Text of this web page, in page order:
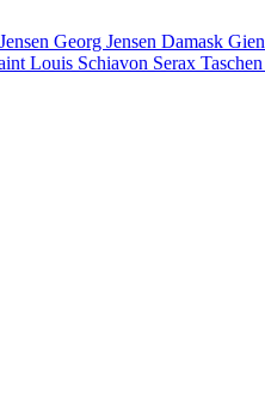
Georg Jensen Damask Gien
Louis Schiavon Serax Taschen